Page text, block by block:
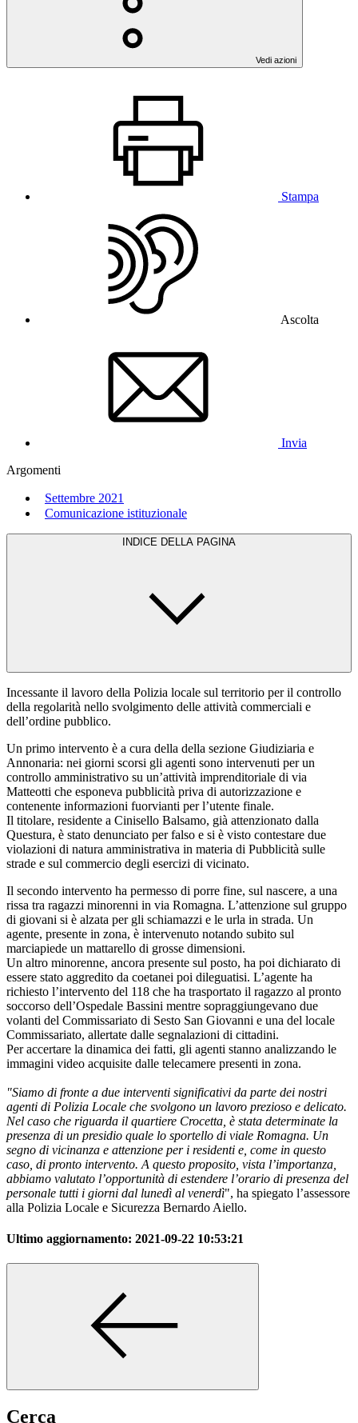
Vedi azioni
Stampa
Ascolta
Invia
Argomenti
Settembre 2021
Comunicazione istituzionale
INDICE DELLA PAGINA
Incessante il lavoro della Polizia locale sul territorio per il controllo
della regolarità nello svolgimento delle attività commerciali e
dell’ordine pubblico.
Un primo intervento è a cura della della sezione Giudiziaria e
Annonaria: nei giorni scorsi gli agenti sono intervenuti per un
controllo amministrativo su un’attività imprenditoriale di via
Matteotti che esponeva pubblicità priva di autorizzazione e
contenente informazioni fuorvianti per l’utente finale.
Il titolare, residente a Cinisello Balsamo, già attenzionato dalla
Questura, è stato denunciato per falso e si è visto contestare due
violazioni di natura amministrativa in materia di Pubblicità sulle
strade e sul commercio degli esercizi di vicinato.
Il secondo intervento ha permesso di porre fine, sul nascere, a una
rissa tra ragazzi minorenni in via Romagna. L’attenzione sul gruppo
di giovani si è alzata per gli schiamazzi e le urla in strada. Un
agente, presente in zona, è intervenuto notando subito sul
marciapiede un mattarello di grosse dimensioni.
Un altro minorenne, ancora presente sul posto, ha poi dichiarato di
essere stato aggredito da coetanei poi dileguatisi. L’agente ha
richiesto l’intervento del 118 che ha trasportato il ragazzo al pronto
soccorso dell’Ospedale Bassini mentre sopraggiungevano due
volanti del Commissariato di Sesto San Giovanni e una del locale
Commissariato, allertate dalle segnalazioni di cittadini.
Per accertare la dinamica dei fatti, gli agenti stanno analizzando le
immagini video acquisite dalle telecamere presenti in zona.
"Siamo di fronte a due interventi significativi da parte dei nostri
agenti di Polizia Locale che svolgono un lavoro prezioso e delicato.
Nel caso che riguarda il quartiere Crocetta, è stata determinate la
presenza di un presidio quale lo sportello di viale Romagna. Un
segno di vicinanza e attenzione per i residenti e, come in questo
caso, di pronto intervento. A questo proposito, vista l’importanza,
abbiamo valutato l’opportunità di estendere l’orario di presenza del
personale tutti i giorni dal lunedì al venerdì", ha spiegato l’assessore
alla Polizia Locale e Sicurezza Bernardo Aiello.
Ultimo aggiornamento: 2021-09-22 10:53:21
Cerca